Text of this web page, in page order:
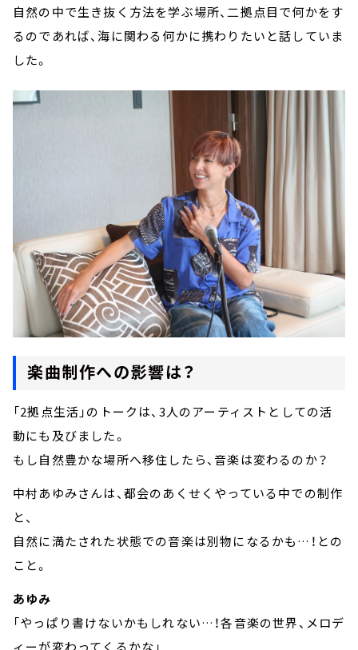
自然の中で生き抜く方法を学ぶ場所、二拠点目で何かをす
るのであれば、海に関わる何かに携わりたいと話していま
した。
楽曲制作への影響は？
「2拠点生活」のトークは、3人のアーティストとしての活
動にも及びました。
もし自然豊かな場所へ移住したら、音楽は変わるのか？
中村あゆみさんは、都会のあくせくやっている中での制作
と、
自然に満たされた状態での音楽は別物になるかも…！との
こと。
あゆみ
「やっぱり書けないかもしれない…！各音楽の世界、メロデ
ィーが変わってくるかな」